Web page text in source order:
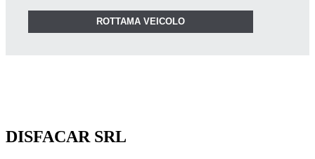
ROTTAMA VEICOLO
DISFACAR SRL